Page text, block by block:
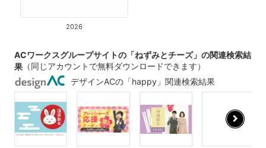
2026
ACワークスグループサイトの「ねずみとチーズ」の関連検索結
果 （同じアカウントで無料ダウンロードできます）
デザインACの「happy」関連検索結果